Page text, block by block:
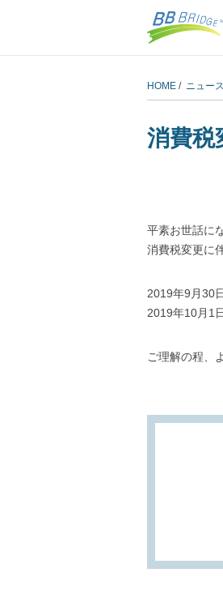
HOME / ニュース
消費税
平素お世話に
消費税変更に
2019年9月30
2019年10月1
ご理解の程、